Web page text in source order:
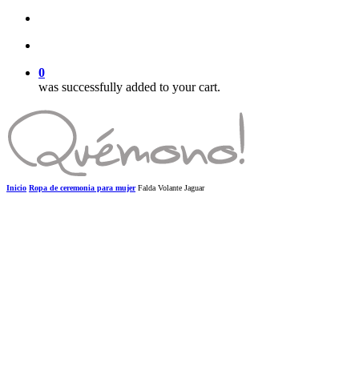
0
was successfully added to your cart.
Inicio Ropa de ceremonia para mujer Falda Volante Jaguar